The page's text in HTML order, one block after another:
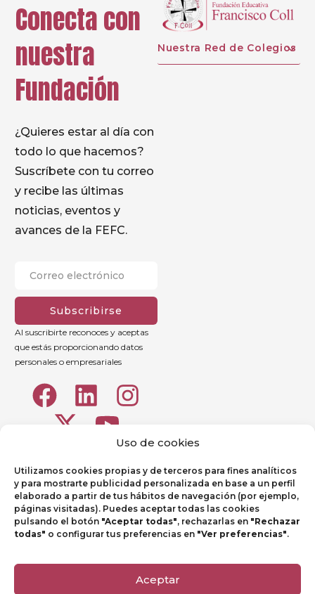
Uso de cookies
Utilizamos cookies propias y de terceros para fines analíticos
y para mostrarte publicidad personalizada en base a un perfil
elaborado a partir de tus hábitos de navegación (por ejemplo,
páginas visitadas). Puedes aceptar todas las cookies
pulsando el botón "Aceptar todas", rechazarlas en "Rechazar
todas" o configurar tus preferencias en "Ver preferencias".
Aceptar
Conecta con
nuestra
Fundación
¿Quieres estar al día con
todo lo que hacemos?
Suscríbete con tu correo
y recibe las últimas
noticias, eventos y
avances de la FEFC.
Subscribirse
Al suscribirte reconoces y aceptas
que estás proporcionando datos
personales o empresariales
Nuestra Red de Colegios
Aviso legal
Política de Privacidad